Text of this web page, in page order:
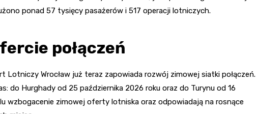
ponad 57 tysięcy pasażerów i 517 operacji lotniczych.
połączeń
Lotniczy Wrocław już teraz zapowiada rozwój zimowej siatki połączeń.
do Hurghady od 25 października 2026 roku oraz do Turynu od 16
wzbogacenie zimowej oferty lotniska oraz odpowiadają na rosnące